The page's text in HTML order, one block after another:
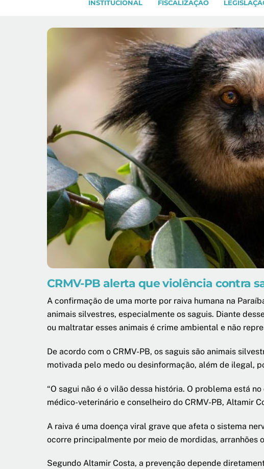
INSTITUCIONAL FISCALIZAÇÃO
CRMV-PB alerta que violência contra
A confirmação de uma morte por raiva humana na
animais silvestres, especialmente os saguis. Diante
ou maltratar esses animais é crime ambiental e não
De acordo com o CRMV-PB, os saguis são animais
motivada pelo medo ou desinformação, além de ilegal,
“O sagui não é o vilão dessa história. O problema está
médico-veterinário e conselheiro do CRMV-PB, Altamir
A raiva é uma doença viral grave que afeta o sistema
ocorre principalmente por meio de mordidas, arranhões
Segundo Altamir Costa, a prevenção depende